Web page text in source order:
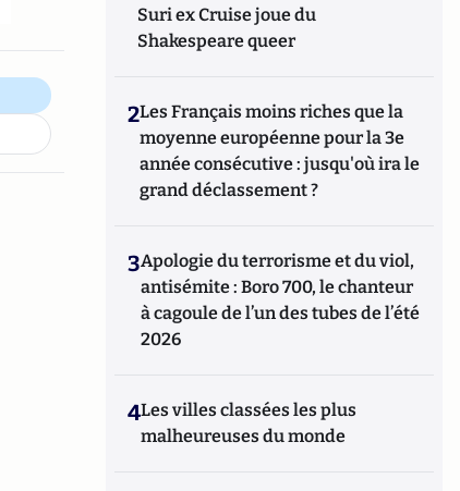
Suri ex Cruise joue du
Shakespeare queer
2Les Français moins riches que la
moyenne européenne pour la 3e
année consécutive : jusqu'où ira le
grand déclassement ?
3Apologie du terrorisme et du viol,
antisémite : Boro 700, le chanteur
à cagoule de l’un des tubes de l’été
2026
4Les villes classées les plus
malheureuses du monde